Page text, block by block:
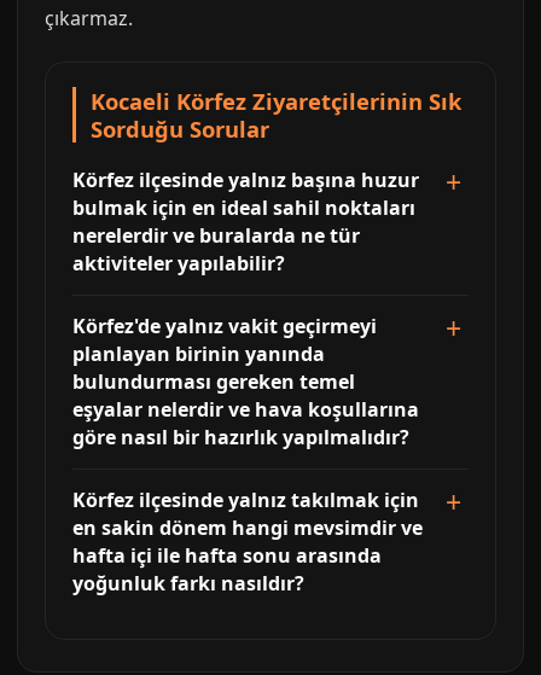
çıkarmaz.
Kocaeli Körfez Ziyaretçilerinin Sık
Sorduğu Sorular
Körfez ilçesinde yalnız başına huzur
bulmak için en ideal sahil noktaları
nerelerdir ve buralarda ne tür
aktiviteler yapılabilir?
Körfez'de yalnız vakit geçirmeyi
planlayan birinin yanında
bulundurması gereken temel
eşyalar nelerdir ve hava koşullarına
göre nasıl bir hazırlık yapılmalıdır?
Körfez ilçesinde yalnız takılmak için
en sakin dönem hangi mevsimdir ve
hafta içi ile hafta sonu arasında
yoğunluk farkı nasıldır?